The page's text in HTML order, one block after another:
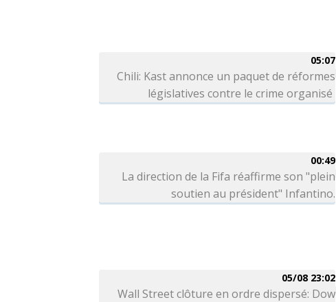
05:07
Chili: Kast annonce un paquet de réformes
législatives contre le crime organisé
00:49
La direction de la Fifa réaffirme son "plein
soutien au président" Infantino.
05/08 23:02
Wall Street clôture en ordre dispersé: Dow